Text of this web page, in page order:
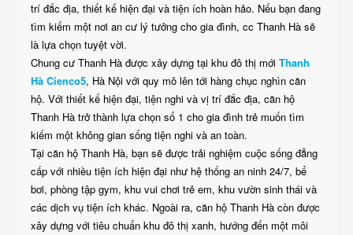
trí đắc địa, thiết kế hiện đại và tiện ích hoàn hảo. Nếu bạn đang
tìm kiếm một nơi an cư lý tưởng cho gia đình, cc Thanh Hà sẽ
là lựa chọn tuyệt vời.
Chung cư Thanh Hà được xây dựng tại khu đô thị mới Thanh
Hà Cienco5, Hà Nội với quy mô lên tới hàng chục nghìn căn
hộ. Với thiết kế hiện đại, tiện nghi và vị trí đắc địa, căn hộ
Thanh Hà trở thành lựa chọn số 1 cho gia đình trẻ muốn tìm
kiếm một không gian sống tiện nghi và an toàn.
Tại căn hộ Thanh Hà, bạn sẽ được trải nghiệm cuộc sống đẳng
cấp với nhiều tiện ích hiện đại như hệ thống an ninh 24/7, bể
bơi, phòng tập gym, khu vui chơi trẻ em, khu vườn sinh thái và
các dịch vụ tiện ích khác. Ngoài ra, căn hộ Thanh Hà còn được
xây dựng với tiêu chuẩn khu đô thị xanh, hướng đến một môi